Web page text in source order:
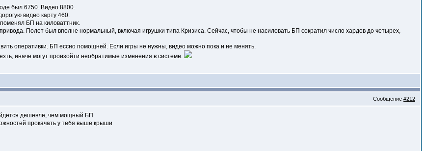
был 6750. Видео 8800.
видео карту 460.
БП на киловаттник.
Полет был вполне нормальный, включая игрушки типа Кризиса. Сейчас, чтобы не насиловать БП сократил число хардов до четырех,
оперативки. БП ессно помощней. Если игры не нужны, видео можно пока и не менять.
иначе могут произойти необратимые изменения в системе.
Сообщение #212
дешевле, чем мощный БП.
прокачать у тебя выше крыши